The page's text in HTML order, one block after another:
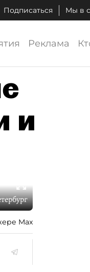
Подписаться Мы в
Реклама
и
Max